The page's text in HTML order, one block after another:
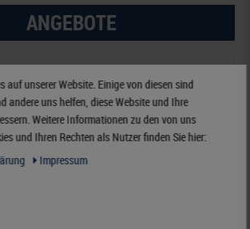
ANGEBOTE
auf unserer Website. Einige von diesen sind
andere uns helfen, diese Website und Ihre
Weitere Informationen zu den von uns
und Ihren Rechten als Nutzer finden Sie hier:
Impressum